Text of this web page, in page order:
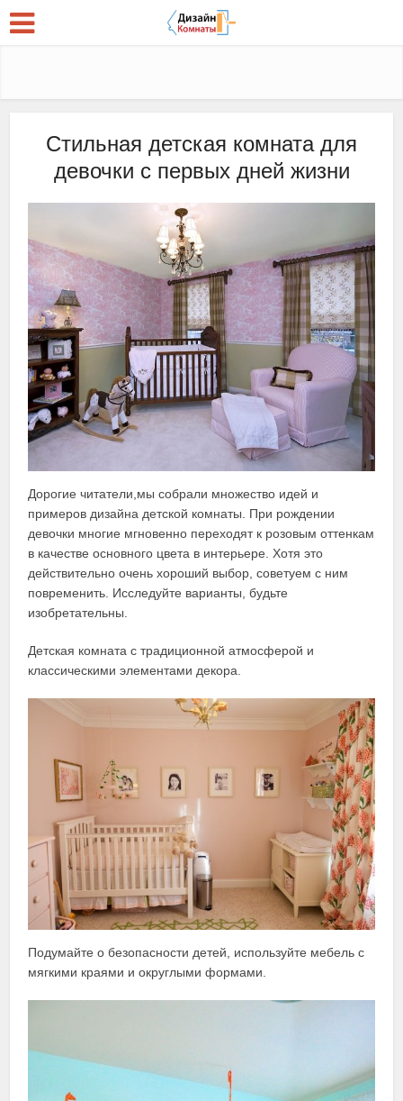
Стильная детская комната для
девочки с первых дней жизни
Дорогие читатели,мы собрали множество идей и
примеров дизайна детской комнаты. При рождении
девочки многие мгновенно переходят к розовым оттенкам
в качестве основного цвета в интерьере. Хотя это
действительно очень хороший выбор, советуем с ним
повременить. Исследуйте варианты, будьте
изобретательны.
Детская комната с традиционной атмосферой и
классическими элементами декора.
Подумайте о безопасности детей, используйте мебель с
мягкими краями и округлыми формами.